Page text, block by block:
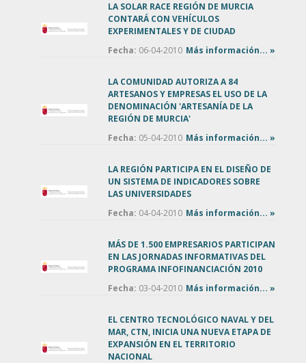
LA SOLAR RACE REGIÓN DE MURCIA
CONTARÁ CON VEHÍCULOS
EXPERIMENTALES Y DE CIUDAD
Fecha: 06-04-2010 Más información... »
LA COMUNIDAD AUTORIZA A 84
ARTESANOS Y EMPRESAS EL USO DE LA
DENOMINACIÓN 'ARTESANÍA DE LA
REGIÓN DE MURCIA'
Fecha: 05-04-2010 Más información... »
LA REGIÓN PARTICIPA EN EL DISEÑO DE
UN SISTEMA DE INDICADORES SOBRE
LAS UNIVERSIDADES
Fecha: 04-04-2010 Más información... »
MÁS DE 1.500 EMPRESARIOS PARTICIPAN
EN LAS JORNADAS INFORMATIVAS DEL
PROGRAMA INFOFINANCIACIÓN 2010
Fecha: 03-04-2010 Más información... »
EL CENTRO TECNOLÓGICO NAVAL Y DEL
MAR, CTN, INICIA UNA NUEVA ETAPA DE
EXPANSIÓN EN EL TERRITORIO
NACIONAL